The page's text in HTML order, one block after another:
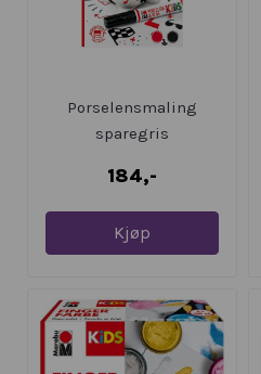
Porselensmaling
sparegris
184,-
Kjøp